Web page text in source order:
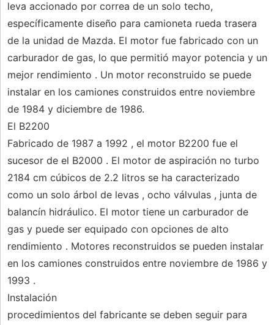
leva accionado por correa de un solo techo,
específicamente diseño para camioneta rueda trasera
de la unidad de Mazda. El motor fue fabricado con un
carburador de gas, lo que permitió mayor potencia y un
mejor rendimiento . Un motor reconstruido se puede
instalar en los camiones construidos entre noviembre
de 1984 y diciembre de 1986.
El B2200
Fabricado de 1987 a 1992 , el motor B2200 fue el
sucesor de el B2000 . El motor de aspiración no turbo
2184 cm cúbicos de 2.2 litros se ha caracterizado
como un solo árbol de levas , ocho válvulas , junta de
balancín hidráulico. El motor tiene un carburador de
gas y puede ser equipado con opciones de alto
rendimiento . Motores reconstruidos se pueden instalar
en los camiones construidos entre noviembre de 1986 y
1993 .
Instalación
procedimientos del fabricante se deben seguir para